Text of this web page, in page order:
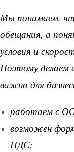
Мы понимаем,
обещания, а
условия и
Поэтому делаем
важно для
работаем с
возможен
НДС;